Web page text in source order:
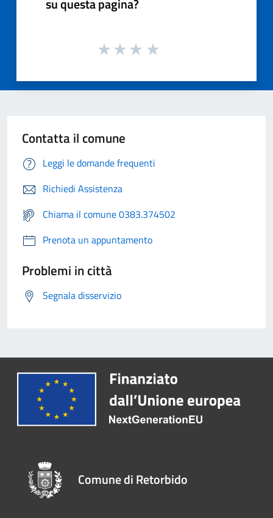
Contatta il comune
Leggi le domande frequenti
Richiedi Assistenza
Chiama il comune 0383.374502
Prenota un appuntamento
Problemi in città
Segnala disservizio
Comune di Retorbido